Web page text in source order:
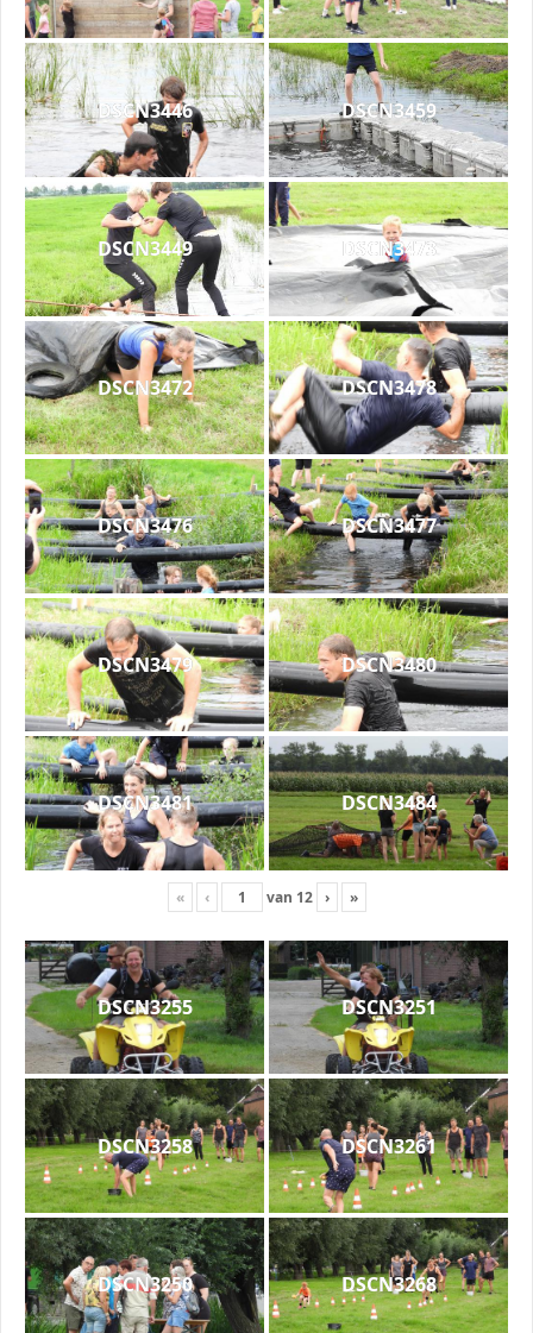
DSCN3446 DSCN3459
DSCN3449 DSCN3473
DSCN3472 DSCN3478
DSCN3476 DSCN3477
DSCN3479 DSCN3480
DSCN3481 DSCN3484
« ‹ van 12 › »
DSCN3255 DSCN3251
DSCN3258 DSCN3261
DSCN3250 DSCN3268